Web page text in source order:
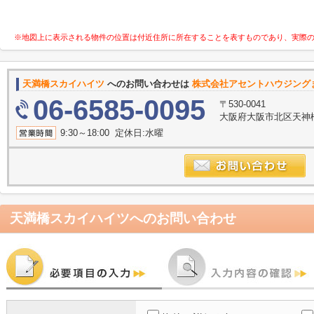
※地図上に表示される物件の位置は付近住所に所在することを表すものであり、実際
天満橋スカイハイツ へのお問い合わせは 株式会社アセントハウジング
06-6585-0095
〒530-0041
大阪府大阪市北区天
9:30～18:00 定休日:水曜
天満橋スカイハイツへのお問い合わせ